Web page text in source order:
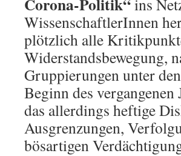
ins
WissenschaftlerInnen
plötzlich alle
Widerstandsbewegung,
Gruppierungen unter den Querdenkern die ganze Zeit seit
Beginn des
das allerdings heftige
Ausgrenzungen,